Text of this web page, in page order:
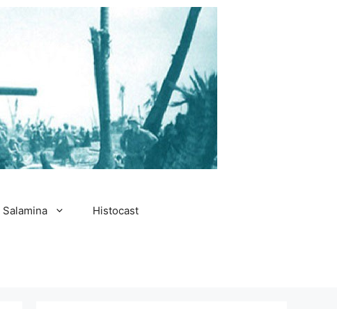
Histocast